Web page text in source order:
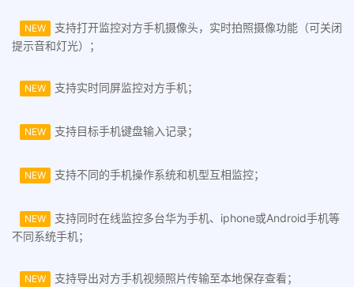
NEW
支持打开监控对方手机摄像头，实时拍照摄像功能（可关闭
提示音和灯光）；
NEW 支持实时同屏监控对方手机；
NEW 支持目标手机键盘输入记录；
NEW 支持不同的手机操作系统和机型互相监控；
NEW
支持同时在线监控多台华为手机、iphone或Android手机等
不同系统手机；
NEW 支持导出对方手机视频照片传输至本地保存查看；